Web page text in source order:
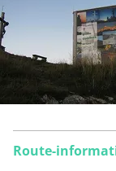
Route-